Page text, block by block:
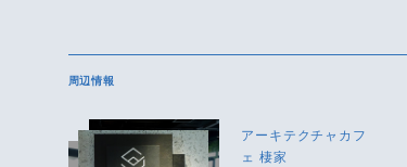
周辺情報
アーキテクチャカフ
ェ 棲家